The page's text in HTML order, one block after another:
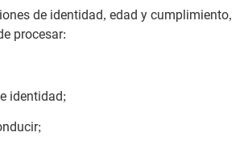
de identidad, edad y cumplimiento,
procesar:
identidad;